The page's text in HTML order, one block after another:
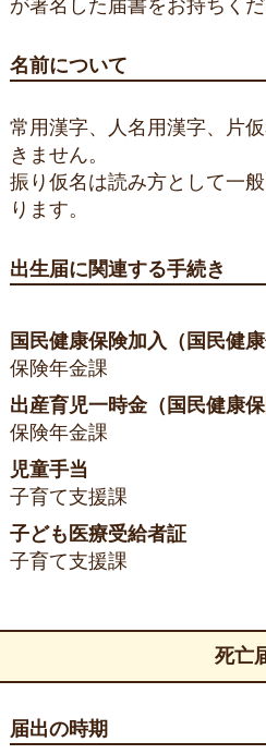
が署名した届書をお持ちくだ
名前について
常用漢字、人名用漢字、片
きません。
振り仮名は読み方として一
ります。
出生届に関連する手続き
国民健康保険加入（国民健康
保険年金課
出産育児一時金（国民健康保
保険年金課
児童手当
子育て支援課
子ども医療受給者証
子育て支援課
死亡
届出の時期